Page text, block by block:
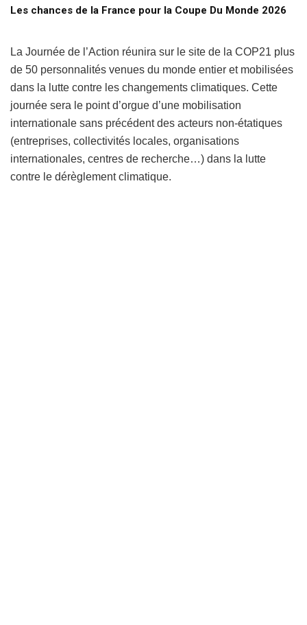
Les chances de la France pour la Coupe Du Monde 2026
La Journée de l’Action réunira sur le site de la COP21 plus
de 50 personnalités venues du monde entier et mobilisées
dans la lutte contre les changements climatiques. Cette
journée sera le point d’orgue d’une mobilisation
internationale sans précédent des acteurs non-étatiques
(entreprises, collectivités locales, organisations
internationales, centres de recherche…) dans la lutte
contre le dérèglement climatique.